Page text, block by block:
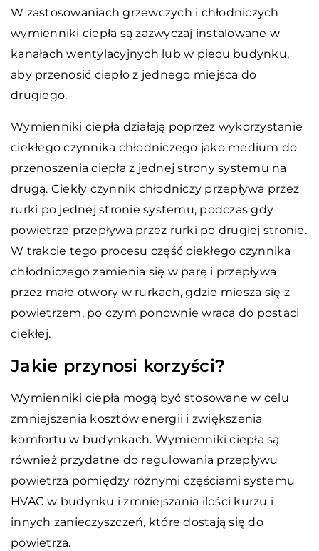
W zastosowaniach grzewczych i chłodniczych
wymienniki ciepła są zazwyczaj instalowane w
kanałach wentylacyjnych lub w piecu budynku,
aby przenosić ciepło z jednego miejsca do
drugiego.
Wymienniki ciepła działają poprzez wykorzystanie
ciekłego czynnika chłodniczego jako medium do
przenoszenia ciepła z jednej strony systemu na
drugą. Ciekły czynnik chłodniczy przepływa przez
rurki po jednej stronie systemu, podczas gdy
powietrze przepływa przez rurki po drugiej stronie.
W trakcie tego procesu część ciekłego czynnika
chłodniczego zamienia się w parę i przepływa
przez małe otwory w rurkach, gdzie miesza się z
powietrzem, po czym ponownie wraca do postaci
ciekłej.
Jakie przynosi korzyści?
Wymienniki ciepła mogą być stosowane w celu
zmniejszenia kosztów energii i zwiększenia
komfortu w budynkach. Wymienniki ciepła są
również przydatne do regulowania przepływu
powietrza pomiędzy różnymi częściami systemu
HVAC w budynku i zmniejszania ilości kurzu i
innych zanieczyszczeń, które dostają się do
powietrza.